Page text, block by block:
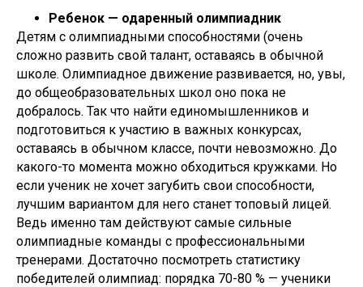
Ребенок — одаренный олимпиадник
Детям с олимпиадными способностями (очень
сложно развить свой талант, оставаясь в обычной
школе. Олимпиадное движение развивается, но, увы,
до общеобразовательных школ оно пока не
добралось. Так что найти единомышленников и
подготовиться к участию в важных конкурсах,
оставаясь в обычном классе, почти невозможно. До
какого-то момента можно обходиться кружками. Но
если ученик не хочет загубить свои способности,
лучшим вариантом для него станет топовый лицей.
Ведь именно там действуют самые сильные
олимпиадные команды с профессиональными
тренерами. Достаточно посмотреть статистику
победителей олимпиад: порядка 70-80 % — ученики